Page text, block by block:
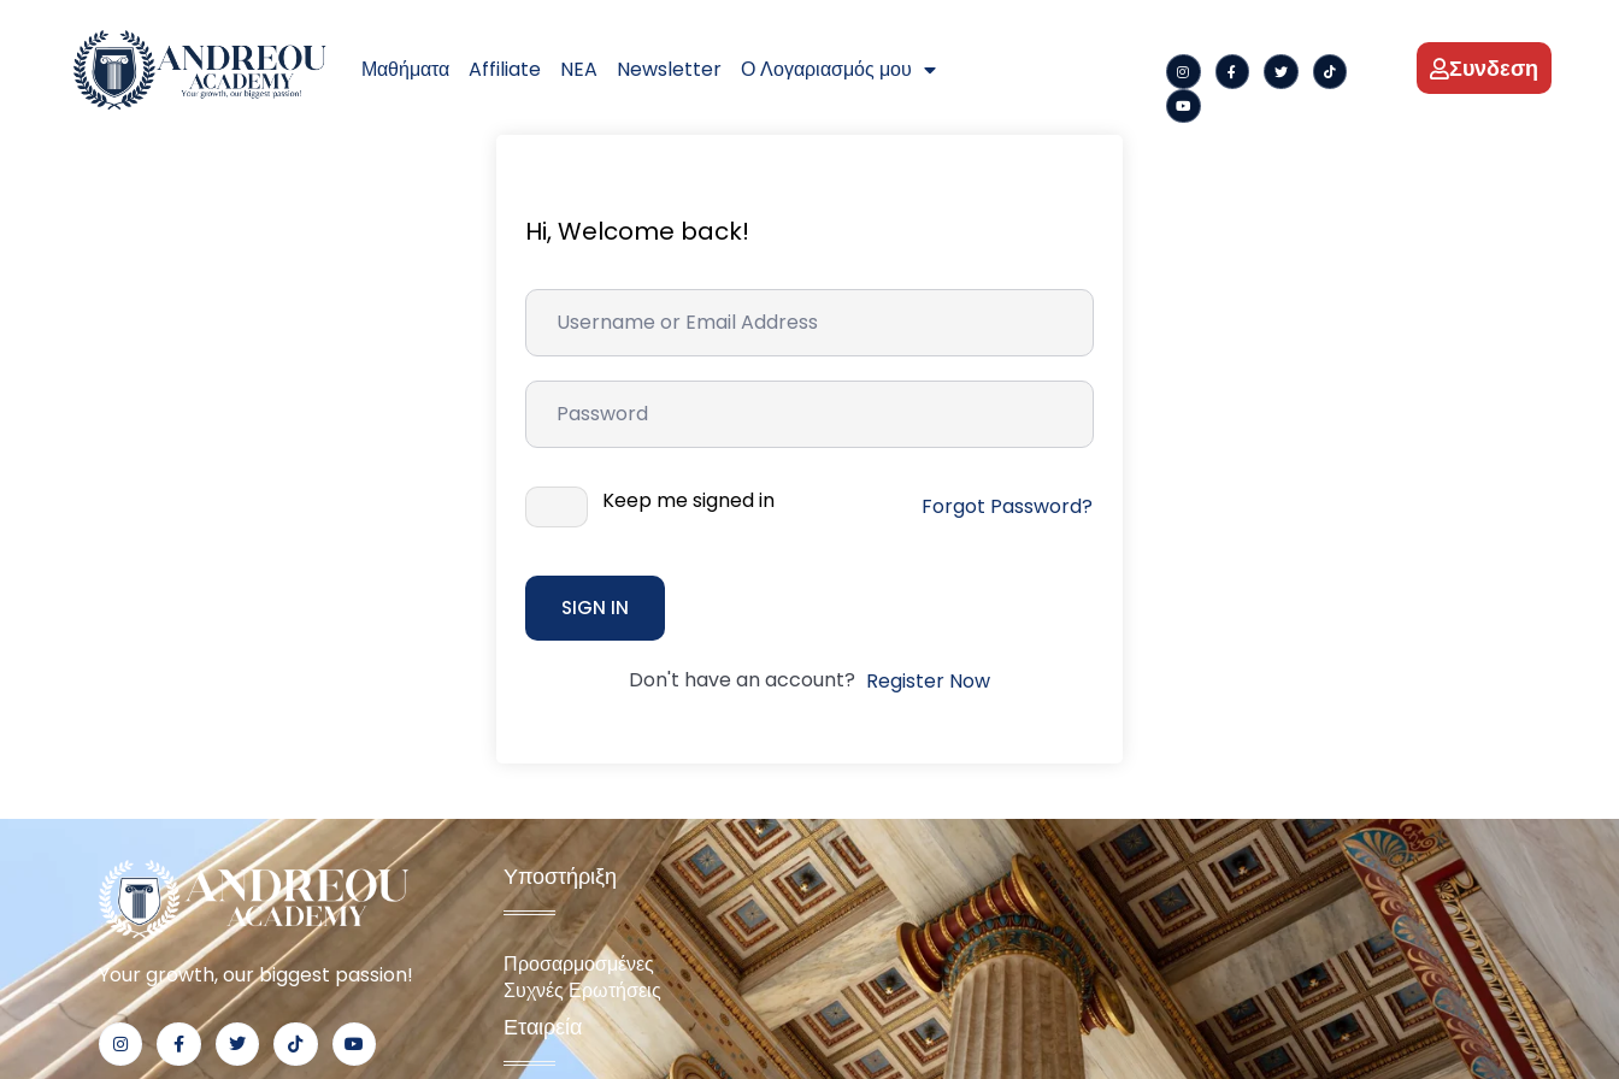
Μαθήματα Affiliate NEA Newsletter Ο Λογαριασμός μου Συνδεση
Hi, Welcome back!
Keep me signed in Forgot Password?
SIGN IN
Don't have an account? Register Now
Your growth, our biggest passion!
Υποστήριξη
Προσαρμοσμένες
Συχνές Ερωτήσεις
Εταιρεία